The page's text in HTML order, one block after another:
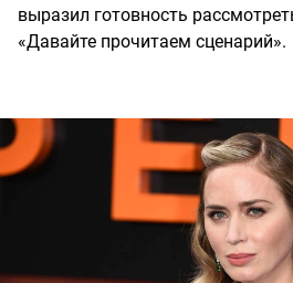
выразил готовность
«Давайте прочитаем сценарий».